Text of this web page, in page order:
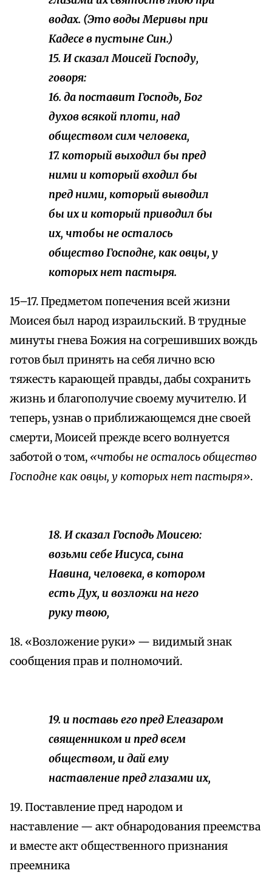
водах. (Это воды Меривы при
Кадесе в пустыне Син.)
15. И сказал Моисей Господу,
говоря:
16. да поставит Господь, Бог
духов всякой плоти, над
обществом сим человека,
17. который выходил бы пред
ними и который входил бы
пред ними, который выводил
бы их и который приводил бы
их, чтобы не осталось
общество Господне, как овцы, у
которых нет пастыря.
15–17. Предметом попечения всей жизни
Моисея был народ израильский. В трудные
минуты гнева Божия на согрешивших вождь
готов был принять на себя лично всю
тяжесть карающей правды, дабы сохранить
жизнь и благополучие своему мучителю. И
теперь, узнав о приближающемся дне своей
смерти, Моисей прежде всего волнуется
заботой о том, «чтобы не осталось общество
Господне как овцы, у которых нет пастыря».
18. И сказал Господь Моисею:
возьми себе Иисуса, сына
Навина, человека, в котором
есть Дух, и возложи на него
руку твою,
18. «Возложение руки» — видимый знак
сообщения прав и полномочий.
19. и поставь его пред Елеазаром
священником и пред всем
обществом, и дай ему
наставление пред глазами их,
19. Поставление пред народом и
наставление — акт обнародования преемства
и вместе акт общественного признания
преемника